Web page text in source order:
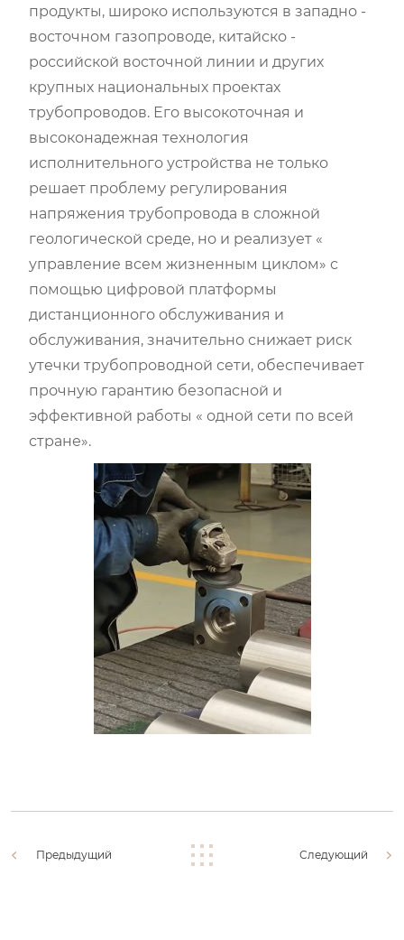
продукты, широко используются в западно -
восточном газопроводе, китайско -
российской восточной линии и других
крупных национальных проектах
трубопроводов. Его высокоточная и
высоконадежная технология
исполнительного устройства не только
решает проблему регулирования
напряжения трубопровода в сложной
геологической среде, но и реализует «
управление всем жизненным циклом» с
помощью цифровой платформы
дистанционного обслуживания и
обслуживания, значительно снижает риск
утечки трубопроводной сети, обеспечивает
прочную гарантию безопасной и
эффективной работы « одной сети по всей
стране».
Предыдущий Следующий